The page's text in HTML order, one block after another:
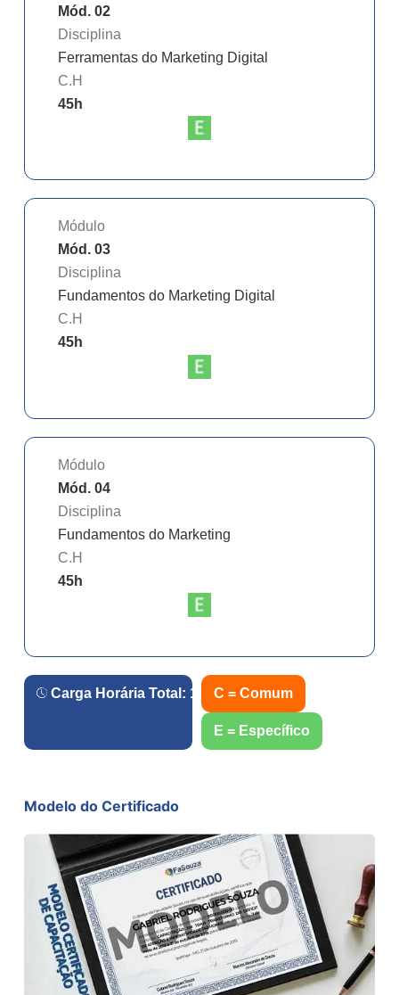
Mód. 02
Disciplina
Ferramentas do Marketing Digital
C.H
45h
Módulo
Mód. 03
Disciplina
Fundamentos do Marketing Digital
C.H
45h
Módulo
Mód. 04
Disciplina
Fundamentos do Marketing
C.H
45h
Carga Horária Total: 180 h.
C = Comum
E = Específico
Modelo do Certificado